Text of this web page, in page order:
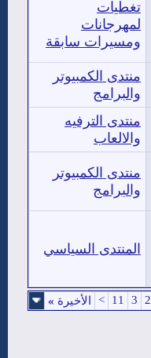
تغطيات
لمهرجانات
ومسيرات سابقة
منتدى الكمبيوتر
والبرامج
منتدى الترفيه
والالعاب
منتدى الكمبيوتر
والبرامج
المنتدى السياسي
2
3
11
> الأخيرة »